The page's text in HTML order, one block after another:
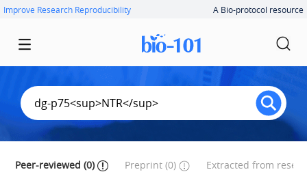
Improve Research Reproducibility A Bio-protocol resource
Peer-reviewed (0) Preprint (0) Extracted from